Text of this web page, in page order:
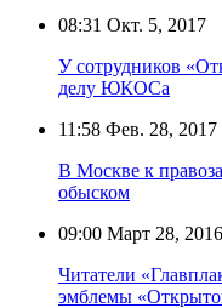
08:31 Окт. 5, 2017
У сотрудников
делу ЮКОСа
11:58 Фев. 28, 2017
В Москве к
обыском
09:00 Март 28, 2016
Читатели
эмблемы